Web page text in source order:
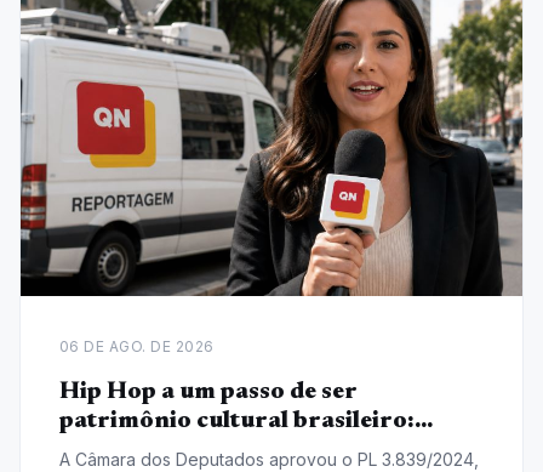
06 DE AGO. DE 2026
Hip Hop a um passo de ser
patrimônio cultural brasileiro:
Entenda o Projeto de Lei
A Câmara dos Deputados aprovou o PL 3.839/2024,